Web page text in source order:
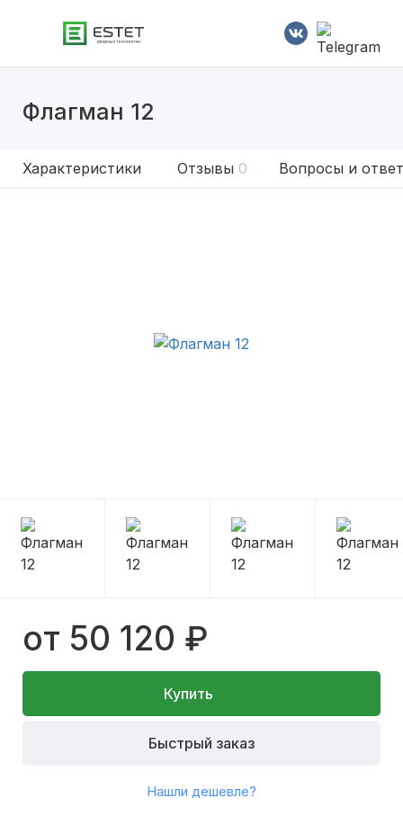
Флагман 12
Характеристики Отзывы 0 Вопросы и
от 50 120 ₽
Купить
Быстрый заказ
Нашли дешевле?